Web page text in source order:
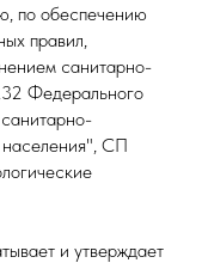
по обеспечению
правил,
санитарно-
Федерального
населения", СП
и утверждает